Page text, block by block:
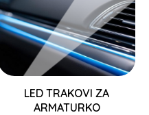
LED TRAKOVI ZA
ARMATURKO